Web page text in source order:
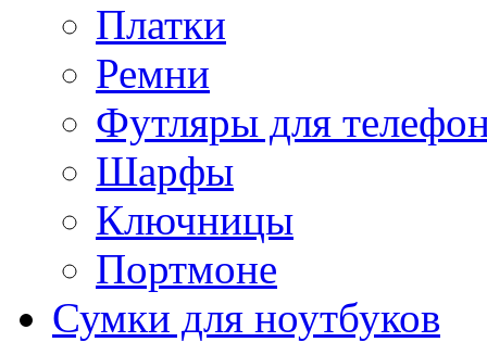
Платки
Ремни
Футляры для
Шарфы
Ключницы
Портмоне
Сумки для ноутбуков